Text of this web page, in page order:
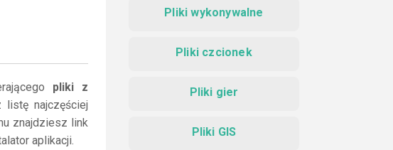
pliki z
najczęściej
znajdziesz link
aplikacji.
Pliki wykonywalne
Pliki czcionek
Pliki gier
Pliki GIS